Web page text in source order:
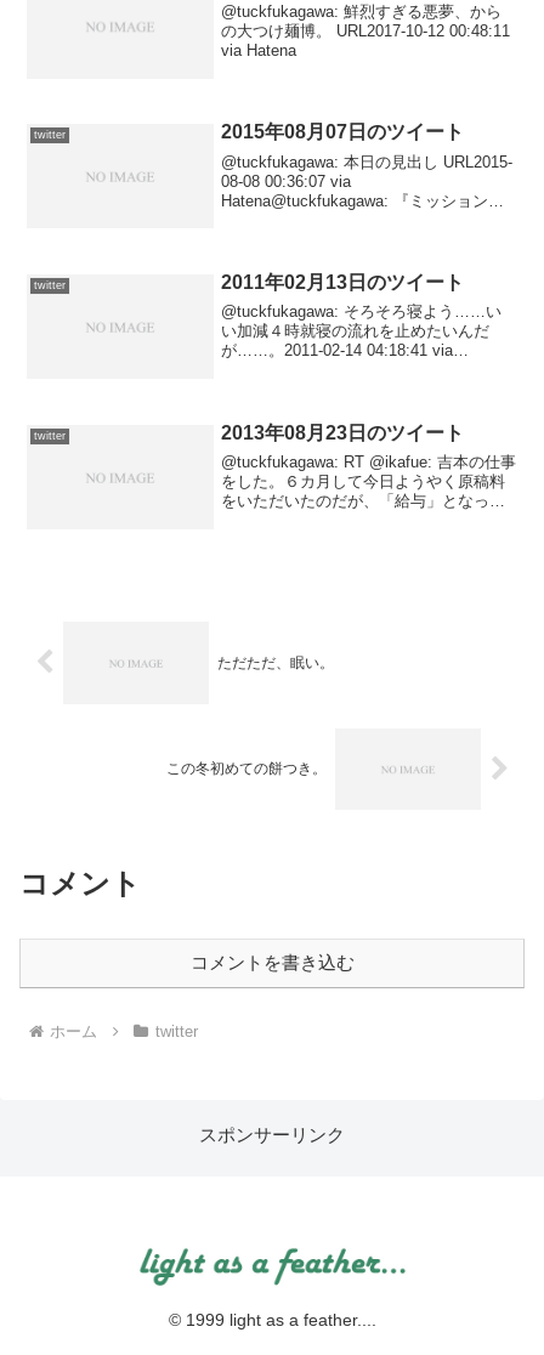
@tuckfukagawa: 鮮烈すぎる悪夢、から
の大つけ麺博。 URL2017-10-12 00:48:11
via Hatena
twitter 2015年08月07日のツイート
@tuckfukagawa: 本日の見出し URL2015-
08-08 00:36:07 via
Hatena@tuckfukagawa: 『ミッション：
twitter 2011年02月13日のツイート
@tuckfukagawa: そろそろ寝よう……い
い加減４時就寝の流れを止めたいんだ
が……。2011-02-14 04:18:41 via
twitter 2013年08月23日のツイート
@tuckfukagawa: RT @ikafue: 吉本の仕事
をした。６カ月して今日ようやく原稿料
をいただいたのだが、「給与」となって
ただただ、眠い。
この冬初めての餅つき。
コメント
コメントを書き込む
ホーム twitter
スポンサーリンク
© 1999 light as a feather....